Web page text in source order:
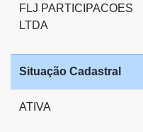
FLJ PARTICIPACOES
LTDA
Situação Cadastral
ATIVA